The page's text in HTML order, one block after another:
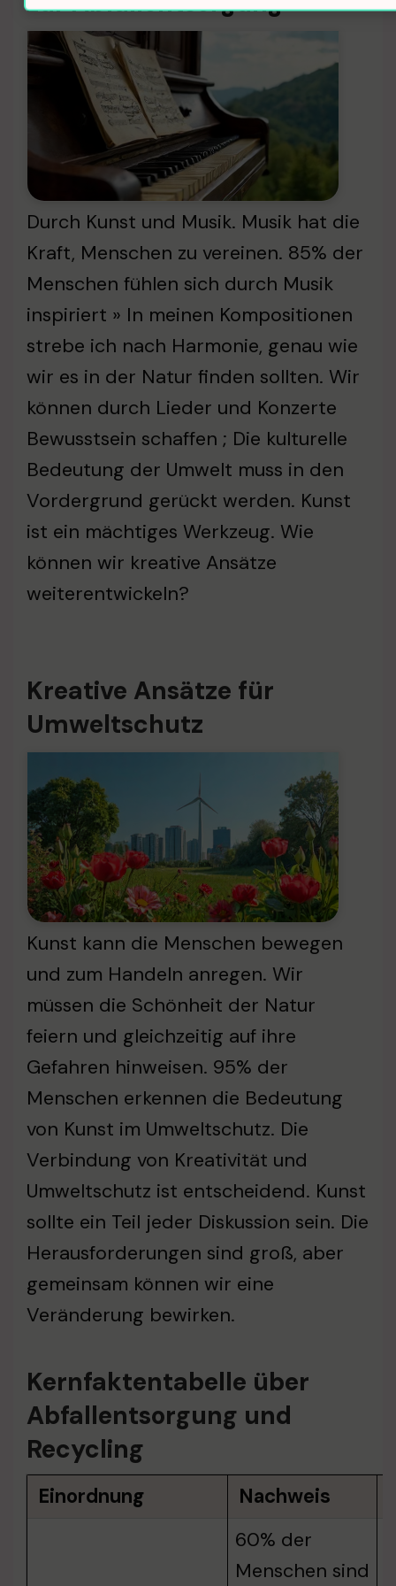
Durch Kunst und Musik. Musik hat die
Kraft, Menschen zu vereinen. 85% der
Menschen fühlen sich durch Musik
inspiriert » In meinen Kompositionen
strebe ich nach Harmonie, genau wie
wir es in der Natur finden sollten. Wir
können durch Lieder und Konzerte
Bewusstsein schaffen ; Die kulturelle
Bedeutung der Umwelt muss in den
Vordergrund gerückt werden. Kunst
ist ein mächtiges Werkzeug. Wie
können wir kreative Ansätze
weiterentwickeln?
Kreative Ansätze für
Umweltschutz
Kunst kann die Menschen bewegen
und zum Handeln anregen. Wir
müssen die Schönheit der Natur
feiern und gleichzeitig auf ihre
Gefahren hinweisen. 95% der
Menschen erkennen die Bedeutung
von Kunst im Umweltschutz. Die
Verbindung von Kreativität und
Umweltschutz ist entscheidend. Kunst
sollte ein Teil jeder Diskussion sein. Die
Herausforderungen sind groß, aber
gemeinsam können wir eine
Veränderung bewirken.
Kernfaktentabelle über
Abfallentsorgung und
Recycling
Einordnung Nachweis
60% der
Menschen sind